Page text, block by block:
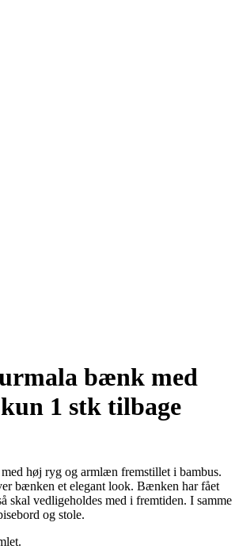
bænk med
1 stk tilbage
høj ryg og armlæn fremstillet i bambus.
bænken et elegant look. Bænken har fået
skal vedligeholdes med i fremtiden. I samme
og stole.